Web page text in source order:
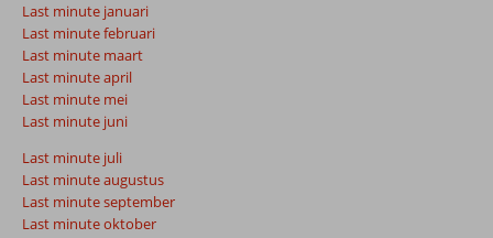
Last minute januari
Last minute februari
Last minute maart
Last minute april
Last minute mei
Last minute juni
Last minute juli
Last minute augustus
Last minute september
Last minute oktober